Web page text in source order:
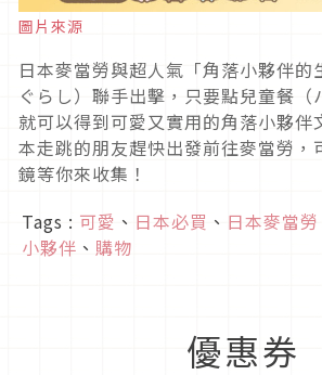
圖片來源
日本麥當勞與超人氣「角落小夥伴的
ぐらし）聯手出擊，只要點兒童餐（
就可以得到可愛又實用的角落小夥伴
本走跳的朋友趕快出發前往麥當勞，
鏡等你來收集！
Tags : 可愛 、 日本必買 、 日本麥當勞
小夥伴 、 購物
優惠券